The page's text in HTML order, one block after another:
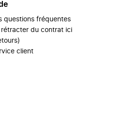
questions fréquentes
rétracter du contrat ici
client